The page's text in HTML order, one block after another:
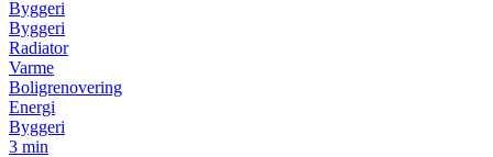
Byggeri
Byggeri
Radiator
Varme
Boligrenovering
Energi
Byggeri
3 min